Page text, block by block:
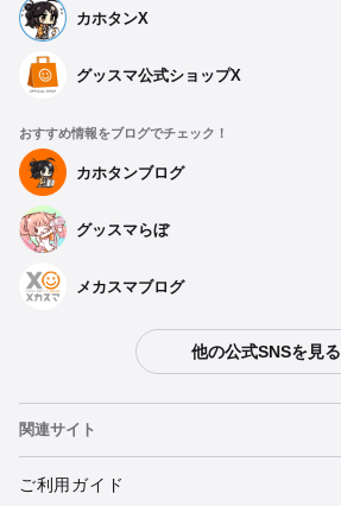
カホタンX
グッスマ公式ショップX
おすすめ情報をブログでチェック！
カホタンブログ
グッスマらぼ
メカスマブログ
他の公式SNSを見る
関連サイト
ねんどろいど
ご利用ガイド